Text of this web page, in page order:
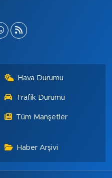
Hava Durumu
Trafik Durumu
Tüm Manşetler
Haber Arşivi